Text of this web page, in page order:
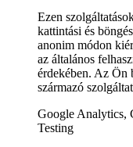
Ezen
kattintási és
anonim módon
az általános
érdekében. Az Ön
származó
Google Analytics,
Testing